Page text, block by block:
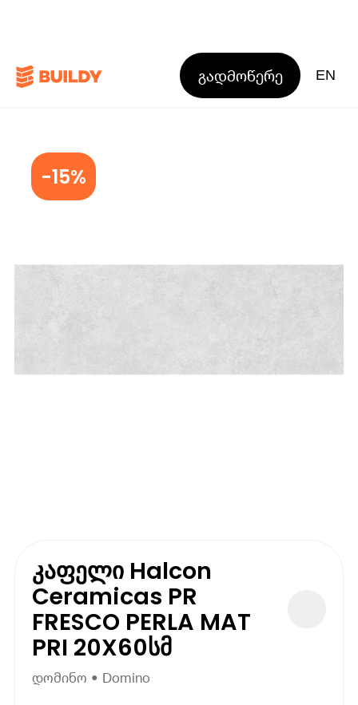
გადმოწერე EN
-15%
კაფელი Halcon
Ceramicas PR
FRESCO PERLA MAT
PRI 20X60სმ
დომინო • Domino